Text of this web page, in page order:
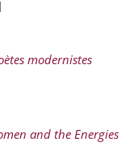
modernistes
and the Energies